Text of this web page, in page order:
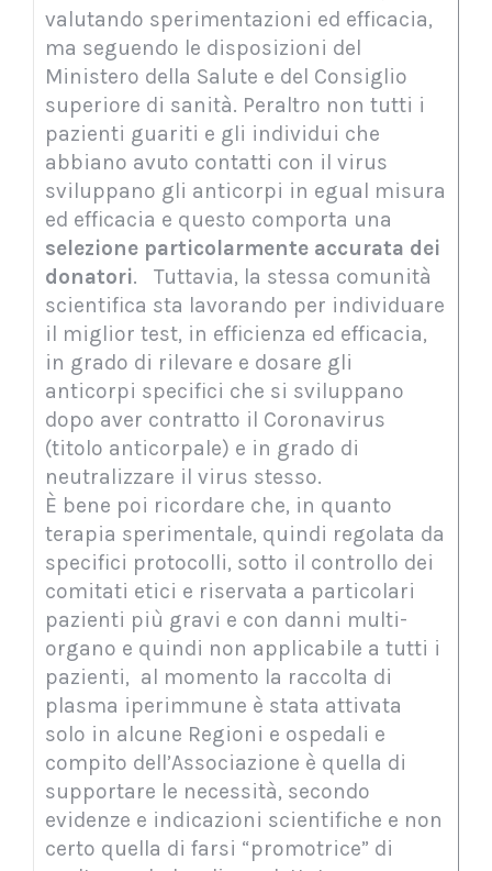
valutando sperimentazioni ed efficacia,
ma seguendo le disposizioni del
Ministero della Salute e del Consiglio
superiore di sanità. Peraltro non tutti i
pazienti guariti e gli individui che
abbiano avuto contatti con il virus
sviluppano gli anticorpi in egual misura
ed efficacia e questo comporta una
selezione particolarmente accurata dei
donatori. Tuttavia, la stessa comunità
scientifica sta lavorando per individuare
il miglior test, in efficienza ed efficacia,
in grado di rilevare e dosare gli
anticorpi specifici che si sviluppano
dopo aver contratto il Coronavirus
(titolo anticorpale) e in grado di
neutralizzare il virus stesso.
È bene poi ricordare che, in quanto
terapia sperimentale, quindi regolata da
specifici protocolli, sotto il controllo dei
comitati etici e riservata a particolari
pazienti più gravi e con danni multi-
organo e quindi non applicabile a tutti i
pazienti, al momento la raccolta di
plasma iperimmune è stata attivata
solo in alcune Regioni e ospedali e
compito dell’Associazione è quella di
supportare le necessità, secondo
evidenze e indicazioni scientifiche e non
certo quella di farsi “promotrice” di